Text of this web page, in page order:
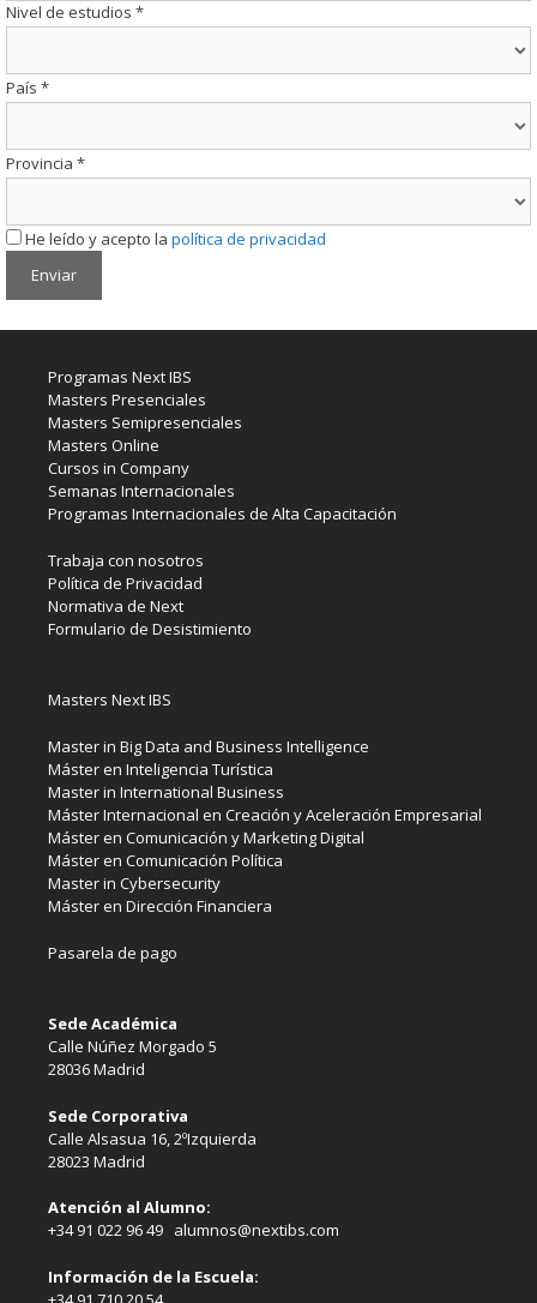
Nivel de estudios *
País *
Provincia *
He leído y acepto la política de privacidad
Programas Next IBS
Masters Presenciales
Masters Semipresenciales
Masters Online
Cursos in Company
Semanas Internacionales
Programas Internacionales de Alta Capacitación
Trabaja con nosotros
Política de Privacidad
Normativa de Next
Formulario de Desistimiento
Masters Next IBS
Master in Big Data and Business Intelligence
Máster en Inteligencia Turística
Master in International Business
Máster Internacional en Creación y Aceleración Empresarial
Máster en Comunicación y Marketing Digital
Máster en Comunicación Política
Master in Cybersecurity
Máster en Dirección Financiera
Pasarela de pago
Sede Académica
Calle Núñez Morgado 5
28036 Madrid
Sede Corporativa
Calle Alsasua 16, 2ºIzquierda
28023 Madrid
Atención al Alumno:
+34 91 022 96 49 alumnos@nextibs.com
Información de la Escuela: